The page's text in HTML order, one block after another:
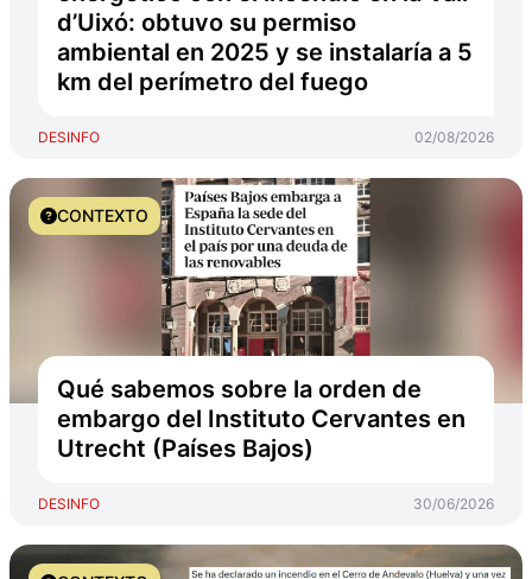
d’Uixó: obtuvo su permiso
ambiental en 2025 y se instalaría a 5
km del perímetro del fuego
DESINFO 02/08/2026
CONTEXTO
Qué sabemos sobre la orden de
embargo del Instituto Cervantes en
Utrecht (Países Bajos)
DESINFO 30/06/2026